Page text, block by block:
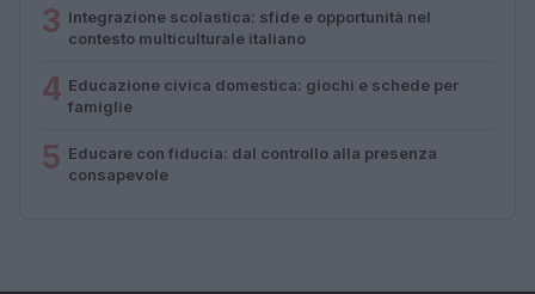
3 Integrazione scolastica: sfide e opportunità nel
contesto multiculturale italiano
4 Educazione civica domestica: giochi e schede per
famiglie
5 Educare con fiducia: dal controllo alla presenza
consapevole